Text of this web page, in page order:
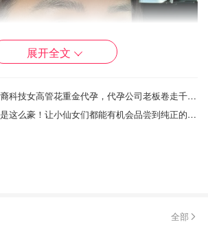
展开全文
谨慎！湾区华裔科技女高管花重金代孕，代孕公司老板卷走千万跑路...
对！没错！就是这么豪！让小仙女们都能有机会品尝到纯正的燕窝！
全部